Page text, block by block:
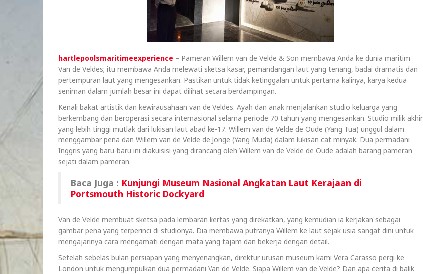
hartlepoolsmaritimeexperience – Pameran Willem van de Velde & Son membawa Anda ke dunia maritim
Van de Veldes; itu membawa Anda melewati sketsa kasar, pemandangan laut yang tenang, badai dramatis dan
pertempuran laut yang mengesankan. Pastikan untuk tidak ketinggalan untuk pertama kalinya, karya kedua
seniman dalam jumlah besar ini dapat dilihat secara berdampingan.
Kenali bakat artistik dan kewirausahaan van de Veldes. Ayah dan anak menjalankan studio keluarga yang
berkembang dan beroperasi secara internasional selama periode 70 tahun yang mengesankan. Studio milik akhir
yang lebih tinggi mutlak dari lukisan laut abad ke-17. Willem van de Velde de Oude (Yang Tua) unggul dalam
menggambar pena dan Willem van de Velde de Jonge (Yang Muda) dalam lukisan cat minyak. Dua permadani
Inggris yang baru-baru ini diakuisisi yang dirancang oleh Willem van de Velde de Oude adalah barang pameran
sejati dalam pameran.
Baca Juga : Kunjungi Museum Nasional Angkatan Laut Kerajaan di
Portsmouth Historic Dockyard
Van de Velde membuat sketsa pada lembaran kertas yang direkatkan, yang kemudian ia kerjakan sebagai
gambar pena yang terperinci di studionya. Dia membawa putranya Willem ke laut sejak usia sangat dini untuk
mengajarinya cara mengamati dengan mata yang tajam dan bekerja dengan detail.
Setelah sebelas bulan persiapan yang menyenangkan, direktur urusan museum kami Vera Carasso pergi ke
London untuk mengumpulkan dua permadani Van de Velde. Siapa Willem van de Velde? Dan apa cerita di balik